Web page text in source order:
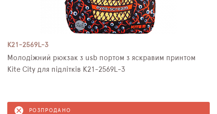
K21-2569L-3
Молодіжний рюкзак з usb портом з яскравим принтом
Kite City для підлітків K21-2569L-3
РОЗПРОДАНО